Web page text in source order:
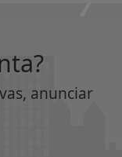
anunciar